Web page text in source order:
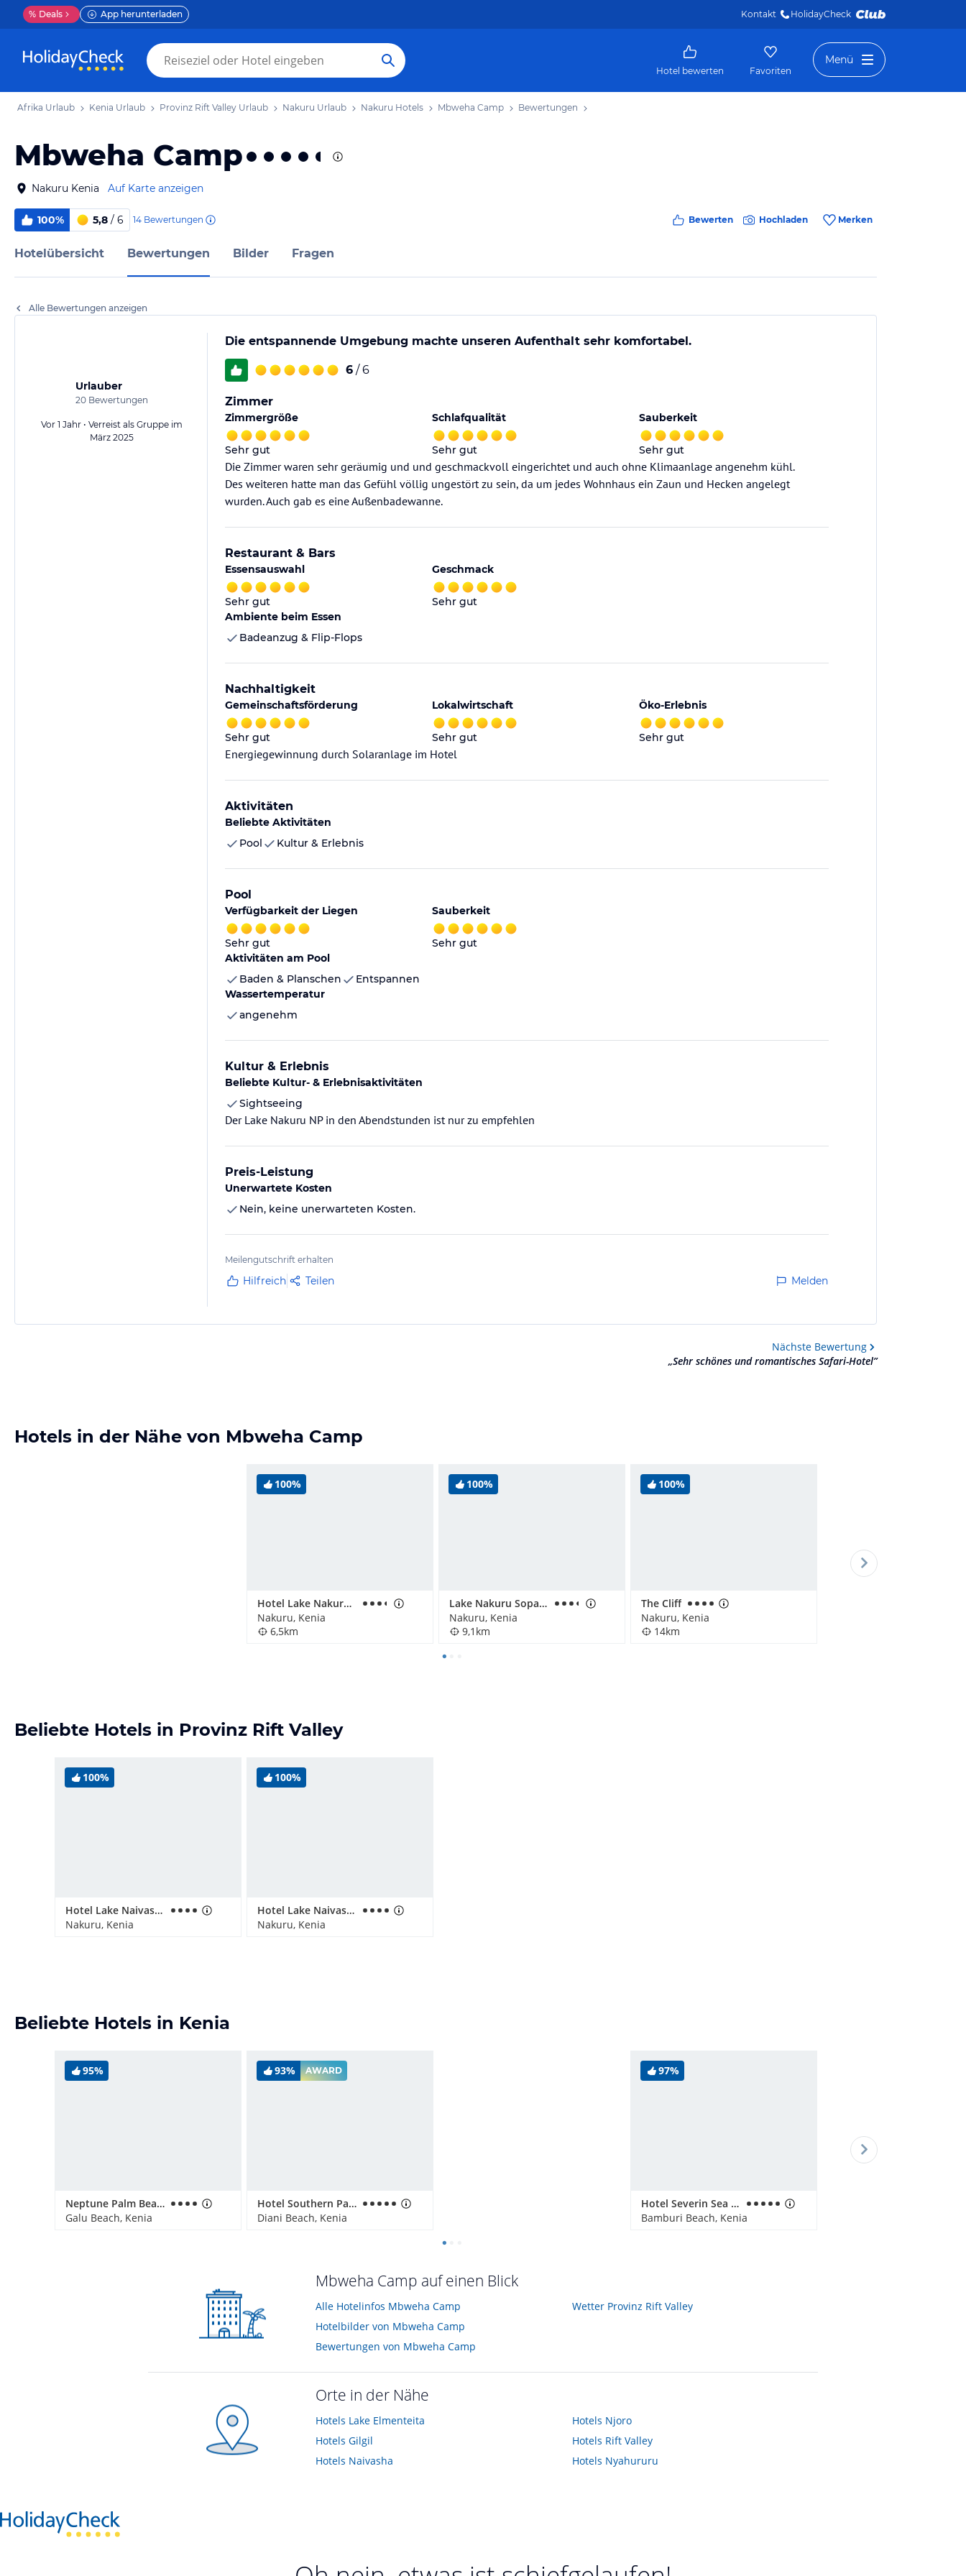
% Deals App herunterladen Kontakt HolidayCheck
Hotel bewerten Favoriten
Menü
Afrika Urlaub Kenia Urlaub Provinz Rift Valley Urlaub Nakuru Urlaub Nakuru Hotels Mbweha Camp Bewertungen
Mbweha Camp
Nakuru Kenia Auf Karte anzeigen
100% 5,8 / 6 14 Bewertungen Bewerten Hochladen Merken
Hotelübersicht Bewertungen Bilder Fragen
Alle Bewertungen anzeigen
Urlauber
20Bewertungen
Vor 1 Jahr • Verreist als Gruppe im
März 2025
Die entspannende Umgebung machte unseren Aufenthalt sehr komfortabel.
6 / 6
Zimmer
Zimmergröße
Sehr gut
Schlafqualität
Sehr gut
Sauberkeit
Sehr gut
Die Zimmer waren sehr geräumig und und geschmackvoll eingerichtet und auch ohne Klimaanlage angenehm kühl.
Des weiteren hatte man das Gefühl völlig ungestört zu sein, da um jedes Wohnhaus ein Zaun und Hecken angelegt
wurden. Auch gab es eine Außenbadewanne.
Restaurant & Bars
Essensauswahl
Sehr gut
Geschmack
Sehr gut
Ambiente beim Essen
Badeanzug & Flip-Flops
Nachhaltigkeit
Gemeinschaftsförderung
Sehr gut
Lokalwirtschaft
Sehr gut
Öko-Erlebnis
Sehr gut
Energiegewinnung durch Solaranlage im Hotel
Aktivitäten
Beliebte Aktivitäten
Pool
Kultur & Erlebnis
Pool
Verfügbarkeit der Liegen
Sehr gut
Sauberkeit
Sehr gut
Aktivitäten am Pool
Baden & Planschen
Entspannen
Wassertemperatur
angenehm
Kultur & Erlebnis
Beliebte Kultur- & Erlebnisaktivitäten
Sightseeing
Der Lake Nakuru NP in den Abendstunden ist nur zu empfehlen
Preis-Leistung
Unerwartete Kosten
Nein, keine unerwarteten Kosten.
Meilengutschrift erhalten
Hilfreich Teilen Melden
Nächste Bewertung
„Sehr schönes und romantisches Safari-Hotel”
Hotels in der Nähe von Mbweha Camp
100%
Hotel Lake Nakuru Lodge
Nakuru, Kenia
6,5km
100%
Lake Nakuru Sopa Lodge
Nakuru, Kenia
9,1km
100%
The Cliff
Nakuru, Kenia
14km
Beliebte Hotels in Provinz Rift Valley
100%
Hotel Lake Naivasha Sopa Lodge
Nakuru, Kenia
100%
Hotel Lake Naivasha Sopa Lodge
Nakuru, Kenia
Beliebte Hotels in Kenia
95%
Neptune Palm Beach Boutique Resort & Spa
Galu Beach, Kenia
93% AWARD
Hotel Southern Palms Beach Resort
Diani Beach, Kenia
97%
Hotel Severin Sea Lodge
Bamburi Beach, Kenia
Mbweha Camp auf einen Blick
Alle Hotelinfos Mbweha Camp
Hotelbilder von Mbweha Camp
Bewertungen von Mbweha Camp
Wetter Provinz Rift Valley
Orte in der Nähe
Hotels Lake Elmenteita
Hotels Gilgil
Hotels Naivasha
Hotels Njoro
Hotels Rift Valley
Hotels Nyahururu